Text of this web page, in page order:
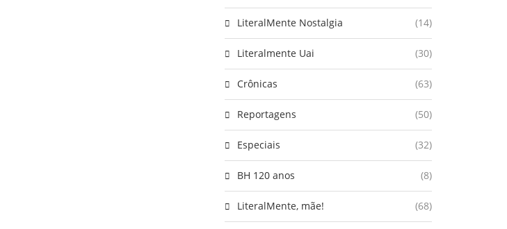
LiteralMente Nostalgia (14)
Literalmente Uai (30)
Crônicas (63)
Reportagens (50)
Especiais (32)
BH 120 anos (8)
LiteralMente, mãe! (68)